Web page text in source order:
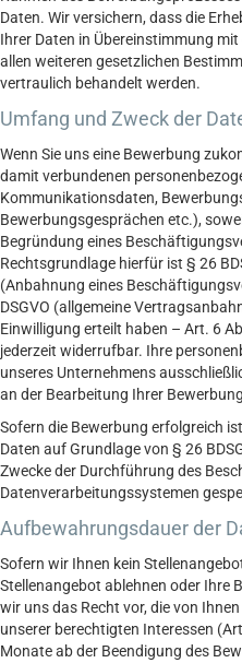
Daten. Wir versichern, dass die
Ihrer Daten in Übereinstimmung
allen weiteren gesetzlichen
vertraulich behandelt werden.
Umfang und Zweck der
Wenn Sie uns eine Bewerbung
damit verbundenen
Kommunikationsdaten,
Bewerbungsgesprächen etc.),
Begründung eines
Rechtsgrundlage hierfür ist § 26
(Anbahnung eines
DSGVO (allgemeine
Einwilligung erteilt haben – Art. 6
jederzeit widerrufbar. Ihre
unseres Unternehmens
an der Bearbeitung Ihrer
Sofern die Bewerbung erfolgreich
Daten auf Grundlage von § 26
Zwecke der Durchführung des
Datenverarbeitungssystemen
Aufbewahrungsdauer der
Sofern wir Ihnen kein
Stellenangebot ablehnen oder Ihre
wir uns das Recht vor, die von
unserer berechtigten Interessen
Monate ab der Beendigung des